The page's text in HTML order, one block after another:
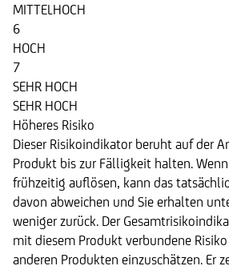
MITTELHOCH
6
HOCH
7
SEHR HOCH
SEHR HOCH
Höheres Risiko
Dieser Risikoindikator beruht auf der
Produkt bis zur Fälligkeit halten.
frühzeitig auflösen, kann das
davon abweichen und Sie erhalten
weniger zurück. Der
mit diesem Produkt verbundene
anderen Produkten einzuschätzen. Er